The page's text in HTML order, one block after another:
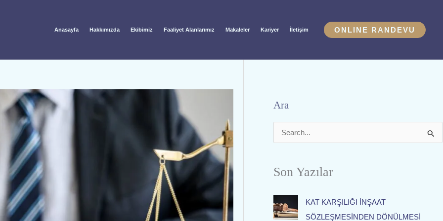
Anasayfa Hakkımızda Ekibimiz Faaliyet Alanlarımız Makaleler Kariyer İletişim ONLINE RANDEVU
Ara
c
h
Son Yazılar
KAT KARŞILIĞI İNŞAAT
SÖZLEŞMESİNDEN DÖNÜLMESİ